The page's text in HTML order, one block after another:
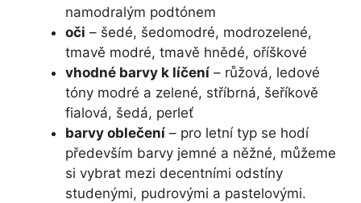
namodralým podtónem
oči – šedé, šedomodré, modrozelené,
tmavě modré, tmavě hnědé, oříškové
vhodné barvy k líčení – růžová, ledové
tóny modré a zelené, stříbrná, šeříkově
fialová, šedá, perleť
barvy oblečení – pro letní typ se hodí
především barvy jemné a něžné, můžeme
si vybrat mezi decentními odstíny
studenými, pudrovými a pastelovými.